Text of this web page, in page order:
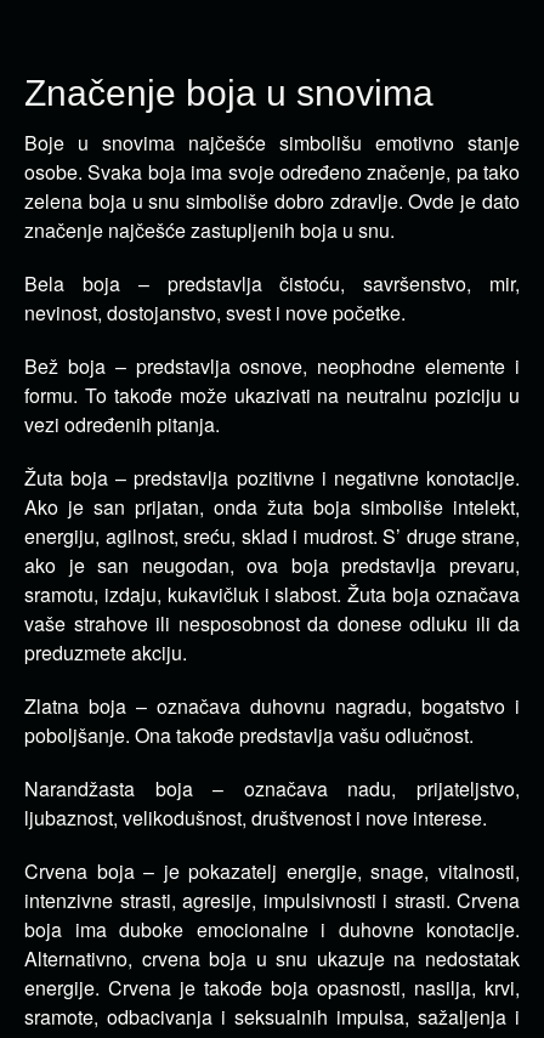
Značenje boja u snovima
Boje u snovima najčešće simbolišu emotivno stanje
osobe. Svaka boja ima svoje određeno značenje, pa tako
zelena boja u snu simboliše dobro zdravlje. Ovde je dato
značenje najčešće zastupljenih boja u snu.
Bela boja – predstavlja čistoću, savršenstvo, mir,
nevinost, dostojanstvo, svest i nove početke.
Bež boja – predstavlja osnove, neophodne elemente i
formu. To takođe može ukazivati na neutralnu poziciju u
vezi određenih pitanja.
Žuta boja – predstavlja pozitivne i negativne konotacije.
Ako je san prijatan, onda žuta boja simboliše intelekt,
energiju, agilnost, sreću, sklad i mudrost. S’ druge strane,
ako je san neugodan, ova boja predstavlja prevaru,
sramotu, izdaju, kukavičluk i slabost. Žuta boja označava
vaše strahove ili nesposobnost da donese odluku ili da
preduzmete akciju.
Zlatna boja – označava duhovnu nagradu, bogatstvo i
poboljšanje. Ona takođe predstavlja vašu odlučnost.
Narandžasta boja – označava nadu, prijateljstvo,
ljubaznost, velikodušnost, društvenost i nove interese.
Crvena boja – je pokazatelj energije, snage, vitalnosti,
intenzivne strasti, agresije, impulsivnosti i strasti. Crvena
boja ima duboke emocionalne i duhovne konotacije.
Alternativno, crvena boja u snu ukazuje na nedostatak
energije. Crvena je takođe boja opasnosti, nasilja, krvi,
sramote, odbacivanja i seksualnih impulsa, sažaljenja i